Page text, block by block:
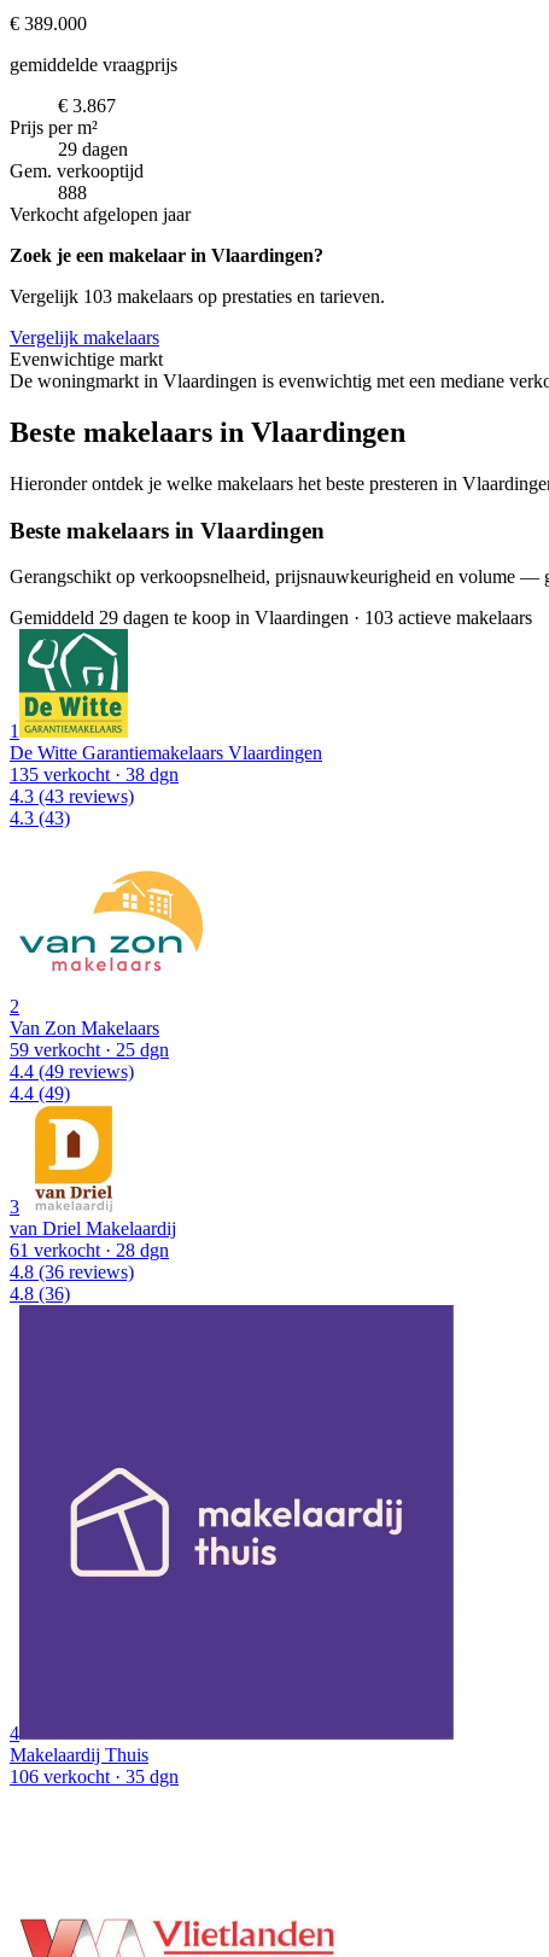
€ 389.000
gemiddelde vraagprijs
€ 3.867
Prijs per m²
29 dagen
Gem. verkooptijd
888
Verkocht afgelopen jaar
Zoek je een makelaar in Vlaardingen?
Vergelijk 103 makelaars op prestaties en tarieven.
Vergelijk makelaars
Evenwichtige markt
De woningmarkt in Vlaardingen is evenwichtig met een mediane
Beste makelaars in Vlaardingen
Hieronder ontdek je welke makelaars het beste presteren in
Beste makelaars in Vlaardingen
Gerangschikt op verkoopsnelheid, prijsnauwkeurigheid en volume —
Gemiddeld 29 dagen te koop in Vlaardingen · 103 actieve makelaars
1
De Witte Garantiemakelaars Vlaardingen
135 verkocht · 38 dgn
4.3 (43 reviews)
4.3 (43)
2
Van Zon Makelaars
59 verkocht · 25 dgn
4.4 (49 reviews)
4.4 (49)
3
van Driel Makelaardij
61 verkocht · 28 dgn
4.8 (36 reviews)
4.8 (36)
4
Makelaardij Thuis
106 verkocht · 35 dgn